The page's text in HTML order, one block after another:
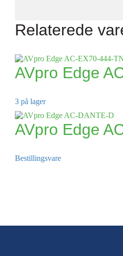
Relaterede
AVpro Edge
3 på lager
AVpro Edge
Bestillingsvare